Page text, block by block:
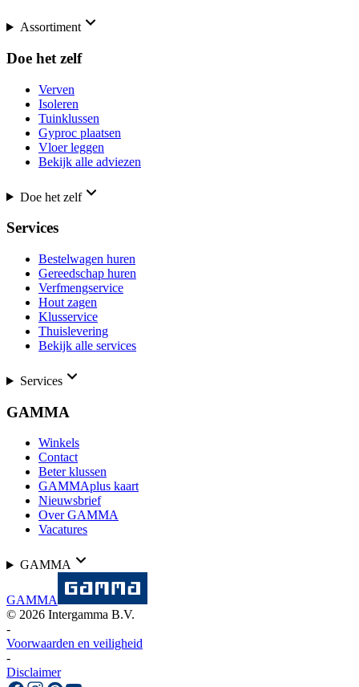
Assortiment
Doe het zelf
Verven
Isoleren
Tuinklussen
Gyproc plaatsen
Vloer leggen
Bekijk alle adviezen
Doe het zelf
Services
Bestelwagen huren
Gereedschap huren
Verfmengservice
Hout zagen
Klusservice
Thuislevering
Bekijk alle services
Services
GAMMA
Winkels
Contact
Beter klussen
GAMMAplus kaart
Nieuwsbrief
Over GAMMA
Vacatures
GAMMA
GAMMA
© 2026 Intergamma B.V.
-
Voorwaarden en veiligheid
-
Disclaimer